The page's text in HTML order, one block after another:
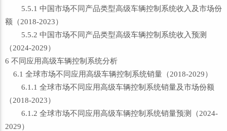
5.5.1 中国市场不同产品类型高级车辆控制系统收入及市场份
额（2018-2023）
5.5.2 中国市场不同产品类型高级车辆控制系统收入预测
（2024-2029）
6 不同应用高级车辆控制系统分析
6.1 全球市场不同应用高级车辆控制系统销量（2018-2029）
6.1.1 全球市场不同应用高级车辆控制系统销量及市场份额
（2018-2023）
6.1.2 全球市场不同应用高级车辆控制系统销量预测（2024-
2029）